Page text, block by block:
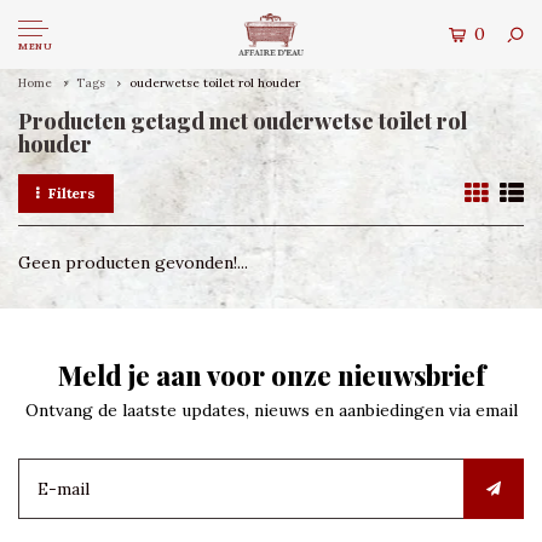
MENU
0
Home Tags ouderwetse toilet rol houder
Producten getagd met ouderwetse toilet rol
houder
Filters
Geen producten gevonden!...
Meld je aan voor onze nieuwsbrief
Ontvang de laatste updates, nieuws en aanbiedingen via email